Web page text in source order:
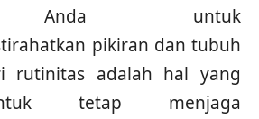
Anda untuk
pikiran dan tubuh
rutinitas adalah hal yang
tetap menjaga